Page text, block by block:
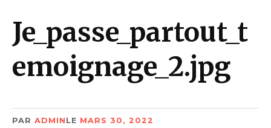
Je_passe_partout_t
emoignage_2.jpg
PAR ADMIN LE MARS 30, 2022